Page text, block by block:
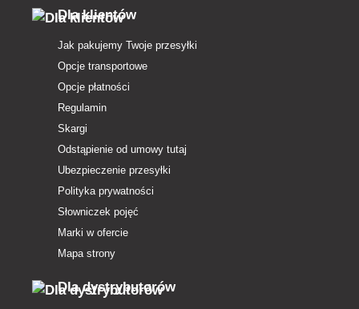
Dla klientów
Jak pakujemy Twoje przesyłki
Opcje transportowe
Opcje płatności
Regulamin
Skargi
Odstąpienie od umowy tutaj
Ubezpieczenie przesyłki
Polityka prywatności
Słowniczek pojęć
Marki w ofercie
Mapa strony
Dla dystrybutorów